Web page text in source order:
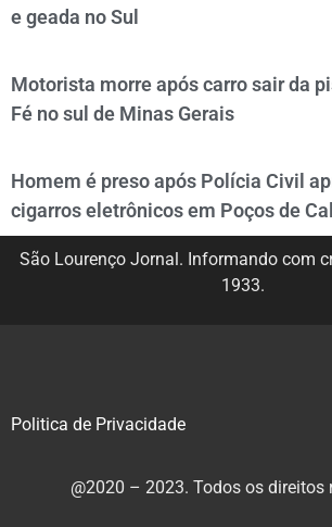
e geada no Sul
Motorista morre após carro sair da
Fé no sul de Minas Gerais
Homem é preso após Polícia Civil
cigarros eletrônicos em Poços de
São Lourenço Jornal. Informando com
1933.
Politica de Privacidade
@2020 – 2023. Todos os direitos